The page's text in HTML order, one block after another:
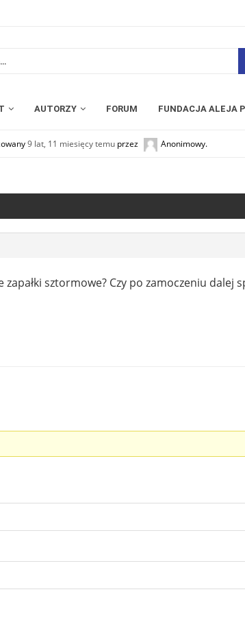
AUTORZY FORUM FUNDACJA ALEJA
9 lat, 11 miesięcy temu przez Anonimowy.
zapałki sztormowe? Czy po zamoczeniu dalej